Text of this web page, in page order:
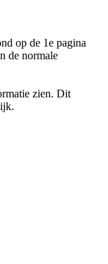
op de 1e pagina
de normale
zien. Dit